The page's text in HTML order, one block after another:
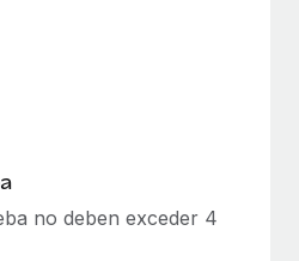
no deben exceder 4